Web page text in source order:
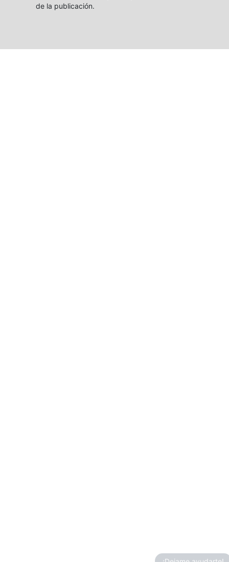
de la publicación.